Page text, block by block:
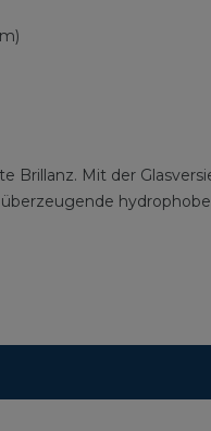
Brillanz. Mit der
hydrophobe